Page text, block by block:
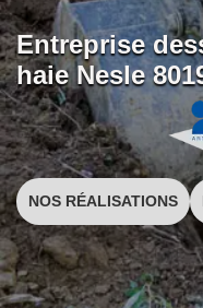
Entreprise
haie Nesle
NOS RÉALISATIONS